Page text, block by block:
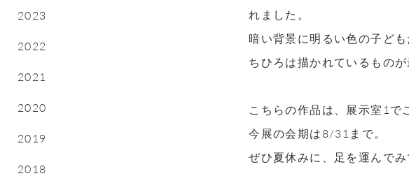
れました。
暗い背景に明るい色の子ど
ちひろは描かれているもの
こちらの作品は、展示室1で
今展の会期は8/31まで。
ぜひ夏休みに、足を運んでみ
2023
2022
2021
2020
2019
2018